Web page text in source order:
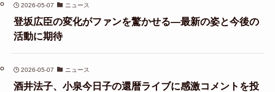
2026-05-07 ニュース
登坂広臣の変化がファンを驚かせる—最新の姿と今後の
活動に期待
2026-05-07 ニュース
酒井法子、小泉今日子の還暦ライブに感激コメントを投